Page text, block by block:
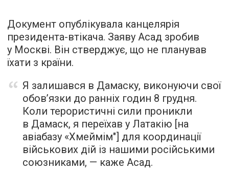
Документ опублікувала канцелярія
президента-втікача. Заяву Асад зробив
у Москві. Він стверджує, що не планував
їхати з країни.
Я залишався в Дамаску, виконуючи свої
обов’язки до ранніх годин 8 грудня.
Коли терористичні сили проникли
в Дамаск, я переїхав у Латакію [на
авіабазу «Хмеймім"] для координації
військових дій із нашими російськими
союзниками, — каже Асад.